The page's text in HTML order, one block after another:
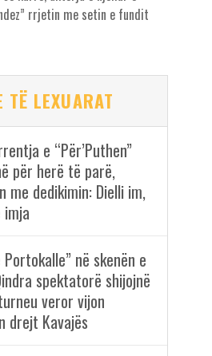
rrjetin me setin e fundit
TË LEXUARAT
e “Për’Puthen”
për herë të parë,
me dedikimin: Dielli im,
Portokalle” në skenën e
spektatorë shijojnë
veror vijon
drejt Kavajës